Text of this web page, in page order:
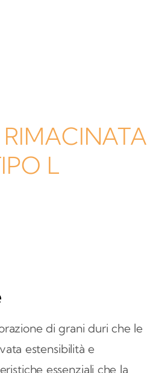
L
di grani duri che le
estensibilità e
essenziali che la